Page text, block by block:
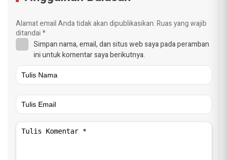
Alamat email Anda tidak akan dipublikasikan.Ruas yang wajib
ditandai*
Simpan nama, email, dan situs web saya pada peramban
ini untuk komentar saya berikutnya.